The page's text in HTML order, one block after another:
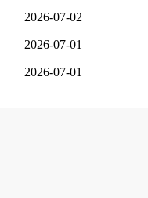
2026-07-02
2026-07-01
2026-07-01